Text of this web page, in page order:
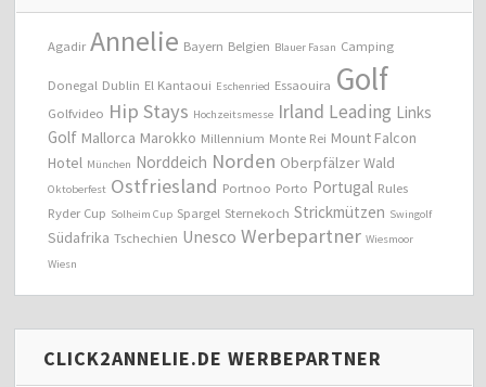
Agadir Annelie Bayern Belgien Blauer Fasan Camping
Donegal Dublin El Kantaoui Eschenried Essaouira Golf
Golfvideo Hip Stays Hochzeitsmesse Irland Leading Links
Golf Mallorca Marokko Millennium Monte Rei Mount Falcon
Hotel München Norddeich Norden Oberpfälzer Wald
Oktoberfest Ostfriesland Portnoo Porto Portugal Rules
Ryder Cup Solheim Cup Spargel Sternekoch Strickmützen Swingolf
Südafrika Tschechien Unesco Werbepartner Wiesmoor
Wiesn
CLICK2ANNELIE.DE WERBEPARTNER